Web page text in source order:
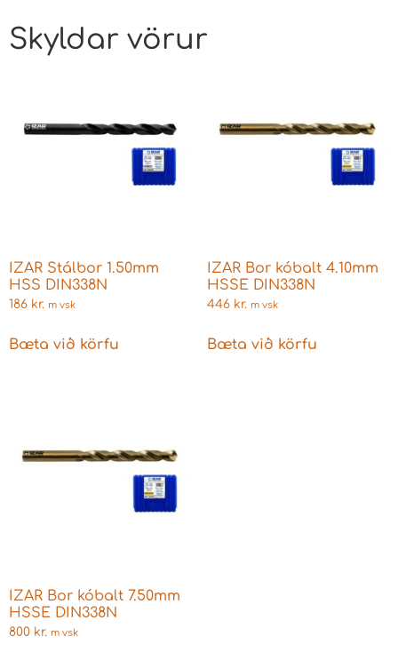
Skyldar vörur
IZAR Stálbor 1.50mm
HSS DIN338N
186 kr. m vsk
Bæta við körfu
IZAR Bor kóbalt 4.10mm
HSSE DIN338N
446 kr. m vsk
Bæta við körfu
IZAR Bor kóbalt 7.50mm
HSSE DIN338N
800 kr. m vsk